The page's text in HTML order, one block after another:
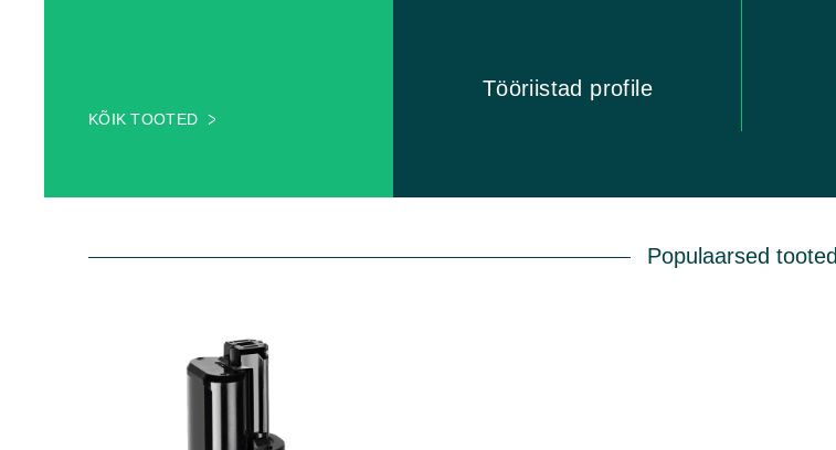
KÕIK TOOTED
Tööriistad profile
Populaarsed tooted